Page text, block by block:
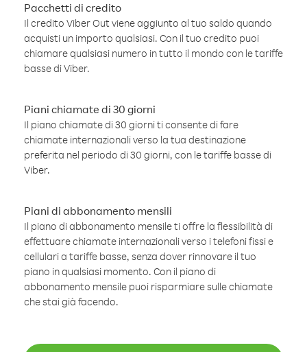
Pacchetti di credito
Il credito Viber Out viene aggiunto al tuo saldo quando
acquisti un importo qualsiasi. Con il tuo credito puoi
chiamare qualsiasi numero in tutto il mondo con le tariffe
basse di Viber.
Piani chiamate di 30 giorni
Il piano chiamate di 30 giorni ti consente di fare
chiamate internazionali verso la tua destinazione
preferita nel periodo di 30 giorni, con le tariffe basse di
Viber.
Piani di abbonamento mensili
Il piano di abbonamento mensile ti offre la flessibilità di
effettuare chiamate internazionali verso i telefoni fissi e
cellulari a tariffe basse, senza dover rinnovare il tuo
piano in qualsiasi momento. Con il piano di
abbonamento mensile puoi risparmiare sulle chiamate
che stai già facendo.